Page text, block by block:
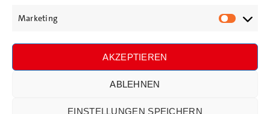
Marketing
AKZEPTIEREN
ABLEHNEN
EINSTELLUNGEN SPEICHERN